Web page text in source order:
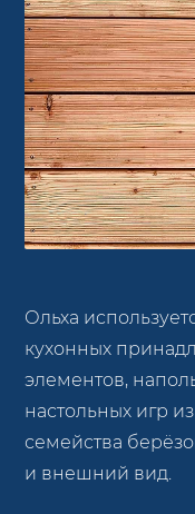
Ольха
кухонных
элементов,
настольных игр
семейства
и внешний вид.